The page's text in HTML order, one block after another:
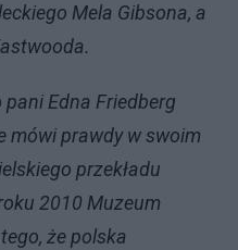
Mela Gibsona, a
Edna Friedberg
mówi prawdy w swoim
przekładu
2010 Muzeum
że polska